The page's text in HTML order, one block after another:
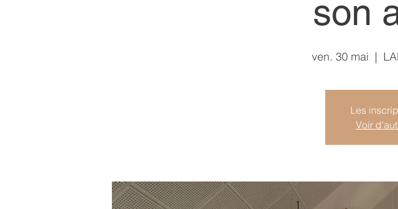
son
ven. 30 mai
  |
Les
Voir